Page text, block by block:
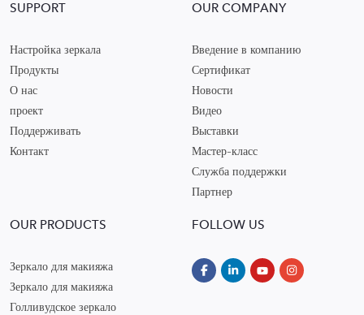
SUPPORT
Настройка зеркала
Продукты
О нас
проект
Поддерживать
Контакт
OUR COMPANY
Введение в компанию
Сертификат
Новости
Видео
Выставки
Мастер-класс
Служба поддержки
Партнер
OUR PRODUCTS
Зеркало для макияжа
Зеркало для макияжа
Голливудское зеркало
FOLLOW US